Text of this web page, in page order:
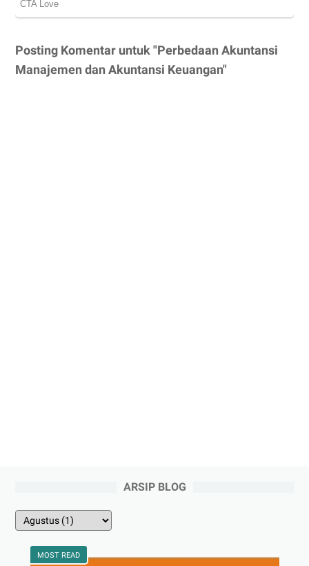
Posting Komentar untuk "Perbedaan Akuntansi
Manajemen dan Akuntansi Keuangan"
ARSIP BLOG
MOST READ